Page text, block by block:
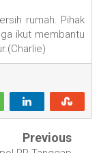
rumah. Pihak
ikut membantu
Previous